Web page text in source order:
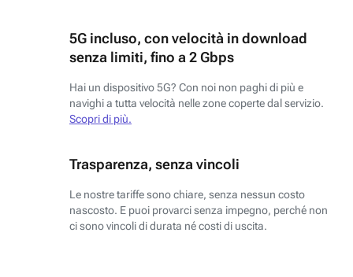
5G incluso, con velocità in download
senza limiti, fino a 2 Gbps
Hai un dispositivo 5G? Con noi non paghi di più e
navighi a tutta velocità nelle zone coperte dal servizio.
Scopri di più.
Trasparenza, senza vincoli
Le nostre tariffe sono chiare, senza nessun costo
nascosto. E puoi provarci senza impegno, perché non
ci sono vincoli di durata né costi di uscita.